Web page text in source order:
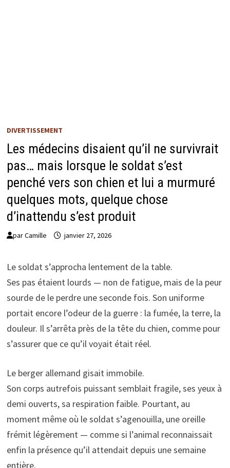
DIVERTISSEMENT
Les médecins disaient qu’il ne survivrait
pas… mais lorsque le soldat s’est
penché vers son chien et lui a murmuré
quelques mots, quelque chose
d’inattendu s’est produit
parCamille janvier 27, 2026
Le soldat s’approcha lentement de la table.
Ses pas étaient lourds — non de fatigue, mais de la peur
sourde de le perdre une seconde fois. Son uniforme
portait encore l’odeur de la guerre : la fumée, la terre, la
douleur. Il s’arrêta près de la tête du chien, comme pour
s’assurer que ce qu’il voyait était réel.
Le berger allemand gisait immobile.
Son corps autrefois puissant semblait fragile, ses yeux à
demi ouverts, sa respiration faible. Pourtant, au
moment même où le soldat s’agenouilla, une oreille
frémit légèrement — comme si l’animal reconnaissait
enfin la présence qu’il attendait depuis une semaine
entière.